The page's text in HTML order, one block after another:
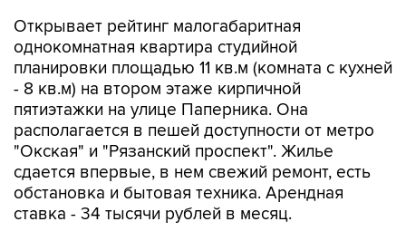
Открывает рейтинг малогабаритная
однокомнатная квартира студийной
планировки площадью 11 кв.м (комната с кухней
- 8 кв.м) на втором этаже кирпичной
пятиэтажки на улице Паперника. Она
располагается в пешей доступности от метро
"Окская" и "Рязанский проспект". Жилье
сдается впервые, в нем свежий ремонт, есть
обстановка и бытовая техника. Арендная
ставка - 34 тысячи рублей в месяц.